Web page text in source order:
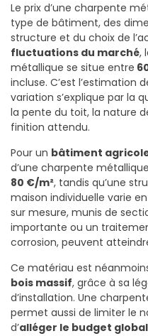
Le prix d’une charpente
type de bâtiment, des
structure et du choix de
fluctuations du marché,
métallique se situe entre
incluse. C’est l’estimation
variation s’explique par la
la pente du toit, la nature
finition attendu.
Pour un bâtiment
d’une charpente
80 €/m², tandis qu’une
maison individuelle varie
sur mesure, munis de
importante ou un
corrosion, peuvent
Ce matériau est
bois massif, grâce à sa
d’installation. Une
permet aussi de limiter le
d’alléger le budget global